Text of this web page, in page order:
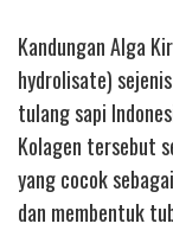
Kandungan Alga
hydrolisate)
tulang sapi
Kolagen tersebut
yang cocok
dan membentuk